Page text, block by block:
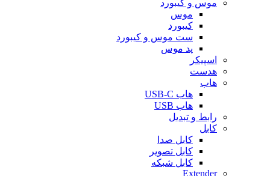
موس و کیبورد
موس
کیبورد
ست موس و کیبورد
پد موس
اسپیکر
هدست
هاب
هاب USB-C
هاب USB
رابط و تبدیل
کابل
کابل صدا
کابل تصویر
کابل شبکه
Extender